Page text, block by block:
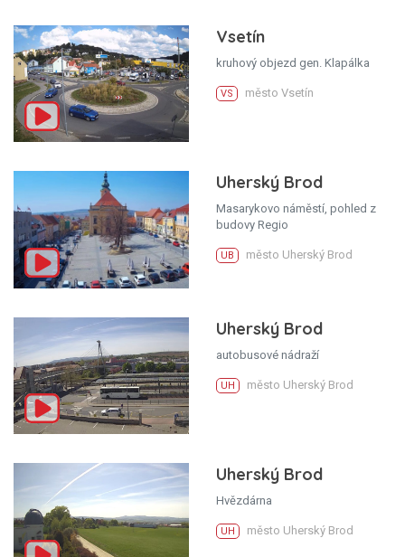
Vsetín
kruhový objezd gen. Klapálka
VS město Vsetín
Uherský Brod
Masarykovo náměstí, pohled z
budovy Regio
UB město Uherský Brod
Uherský Brod
autobusové nádraží
UH město Uherský Brod
Uherský Brod
Hvězdárna
UH město Uherský Brod